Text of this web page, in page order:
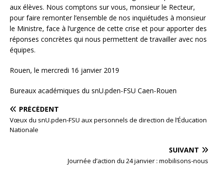
aux élèves. Nous comptons sur vous, monsieur le Recteur,
pour faire remonter l’ensemble de nos inquiétudes à monsieur
le Ministre, face à l’urgence de cette crise et pour apporter des
réponses concrètes qui nous permettent de travailler avec nos
équipes.
Rouen, le mercredi 16 janvier 2019
Bureaux académiques du snU.pden-FSU Caen-Rouen
PRÉCÉDENT
Vœux du snU.pden-FSU aux personnels de direction de l’Éducation
Nationale
SUIVANT
Journée d’action du 24 janvier : mobilisons-nous